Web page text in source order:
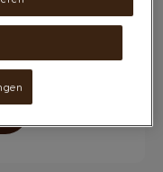
dir mit